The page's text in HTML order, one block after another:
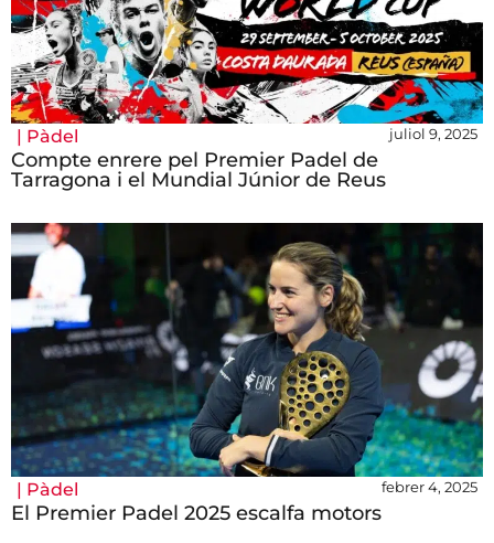
| Pàdel juliol 9, 2025
Compte enrere pel Premier Padel de
Tarragona i el Mundial Júnior de Reus
| Pàdel febrer 4, 2025
El Premier Padel 2025 escalfa motors